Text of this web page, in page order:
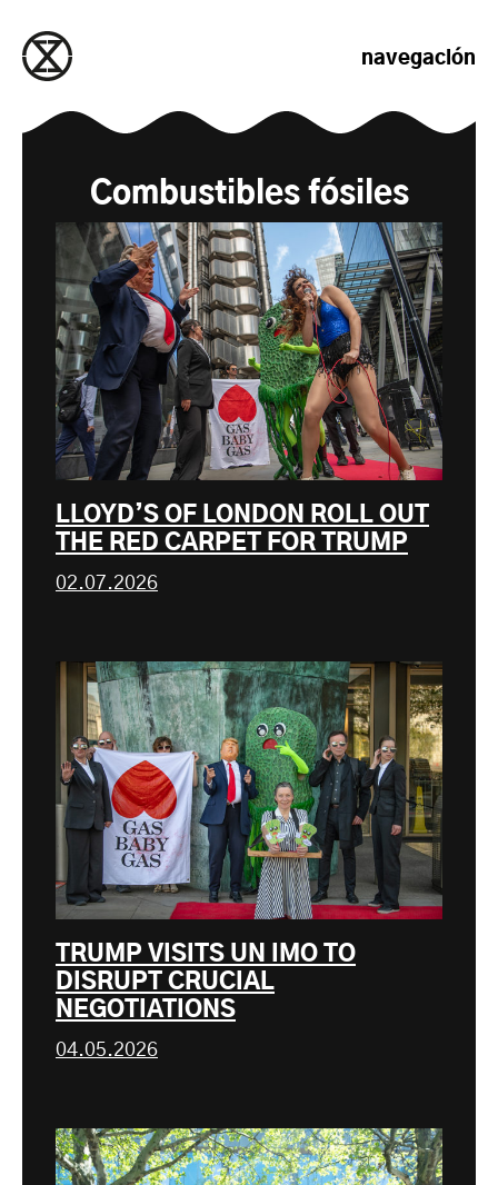
navegación
Combustibles fósiles
LLOYD’S OF LONDON ROLL OUT
THE RED CARPET FOR TRUMP
02.07.2026
TRUMP VISITS UN IMO TO
DISRUPT CRUCIAL
NEGOTIATIONS
04.05.2026